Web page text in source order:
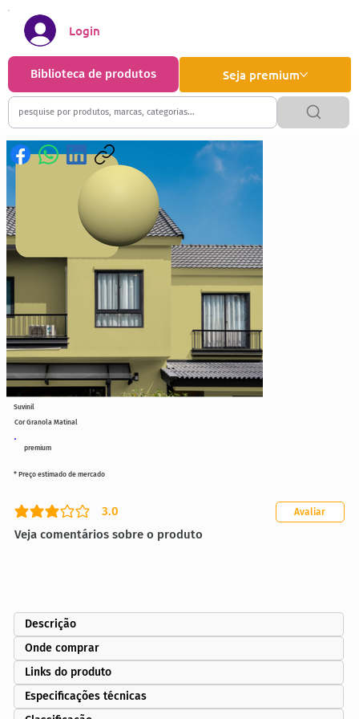
Seja premium
Biblioteca de produtos
Login
premium
Cor Granola Matinal
3.0
classificação média é 3 de 5
Veja comentários sobre o produto
Avaliar
* Preço estimado de mercado
Suvinil
Descrição
Onde comprar
Links do produto
Especificações técnicas